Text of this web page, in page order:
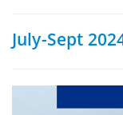
July-Sept